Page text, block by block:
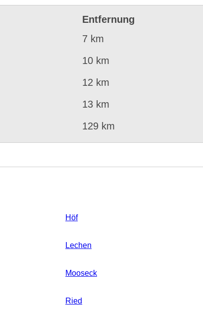
Entfernung
7 km
10 km
12 km
13 km
129 km
Höf
Lechen
Mooseck
Ried